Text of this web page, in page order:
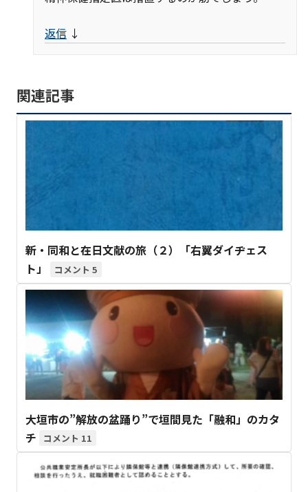
返信 ↓
関連記事
新・同和と在日文献の旅（２）「右翼ダイヂェス
ト」
5
大垣市の”解放の盆踊り”で垣間見た「融和」のカタ
チ
11